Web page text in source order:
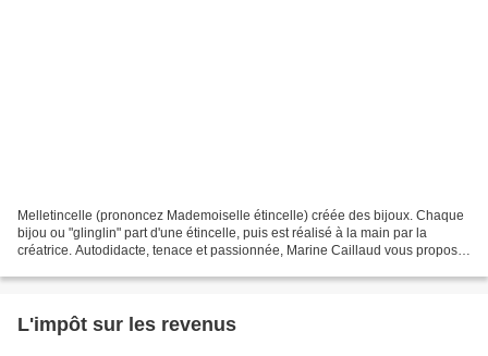
Melletincelle (prononcez Mademoiselle étincelle) créée des bijoux. Chaque
bijou ou "glinglin" part d'une étincelle, puis est réalisé à la main par la
créatrice. Autodidacte, tenace et passionnée, Marine Caillaud vous propose
L'impôt sur les revenus